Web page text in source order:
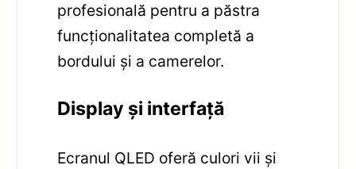
profesională pentru a păstra
funcționalitatea completă a
bordului și a camerelor.
Display și interfață
Ecranul QLED oferă culori vii și